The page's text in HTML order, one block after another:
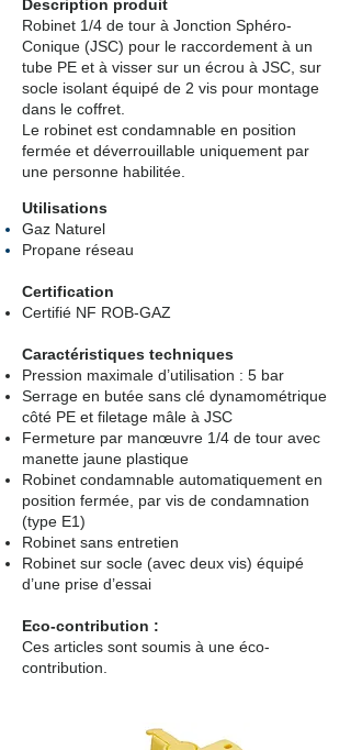
Description produit
Robinet 1/4 de tour à Jonction Sphéro-
Conique (JSC) pour le raccordement à un
tube PE et à visser sur un écrou à JSC, sur
socle isolant équipé de 2 vis pour montage
dans le coffret.
Le robinet est condamnable en position
fermée et déverrouillable uniquement par
une personne habilitée.
Utilisations
Gaz Naturel
Propane réseau
Certification
Certifié NF ROB-GAZ
Caractéristiques techniques
Pression maximale d’utilisation : 5 bar
Serrage en butée sans clé dynamométrique
côté PE et filetage mâle à JSC
Fermeture par manœuvre 1/4 de tour avec
manette jaune plastique
Robinet condamnable automatiquement en
position fermée, par vis de condamnation
(type E1)
Robinet sans entretien
Robinet sur socle (avec deux vis) équipé
d’une prise d’essai
Eco-contribution :
Ces articles sont soumis à une éco-
contribution.